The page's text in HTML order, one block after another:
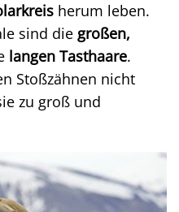
herum leben.
sind die großen,
langen Tasthaare.
Stoßzähnen nicht
zu groß und